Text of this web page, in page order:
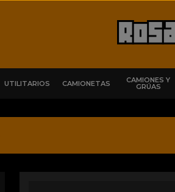
UTILITARIOS CAMIONETAS CAMIONES Y
GRÚAS